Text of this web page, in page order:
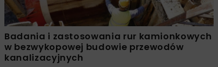
Badania i zastosowania rur kamionkowych
w bezwykopowej budowie przewodów
kanalizacyjnych